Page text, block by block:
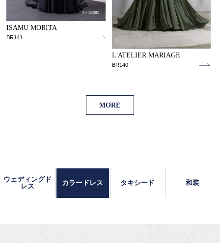
ISAMU MORITA
BR141
L'ATELIER MARIAGE
BR140
MORE
ウェディングド
レス
カラードレス タキシード 和装